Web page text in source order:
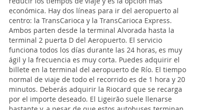
económica. Hay dos líneas para ir del aeropuerto al
centro: la TransCarioca y la TransCarioca Express.
Ambos parten desde la terminal Alvorada hasta la
terminal 2 puerta D del Aeropuerto. El servicio
funciona todos los días durante las 24 horas, es muy
ágil y la frecuencia es muy corta. Puedes adquirir el
billete en la terminal del aeropuerto de Río. El tiempo
normal de viaje de todo el recorrido es de 1 hora y 20
minutos. Deberás adquirir la Riocard que se recarga
por el importe deseado. El Ligeirão suele llenarse